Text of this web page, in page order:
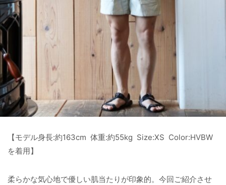
【モデル身長:約163cm 体重:約55kg Size:XS Color:HVBW
を着用】
柔らかな気心地で優しい肌当たりが印象的。今回ご紹介させ